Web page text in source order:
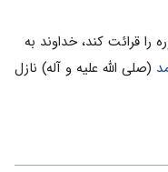
را قرائت کند، خداوند به
(صلى الله علیه و آله) نازل